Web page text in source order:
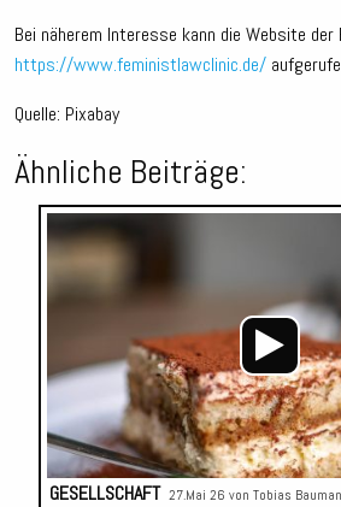
Bei näherem Interesse kann die Website
https://www.feministlawclinic.de/
Quelle: Pixabay
Ähnliche Beiträge:
GESELLSCHAFT 27.Mai 26 von Tobias